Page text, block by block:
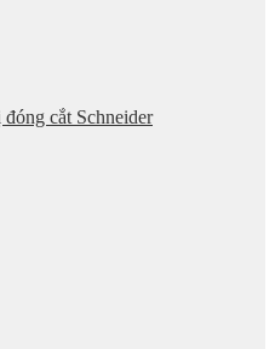
cắt Schneider